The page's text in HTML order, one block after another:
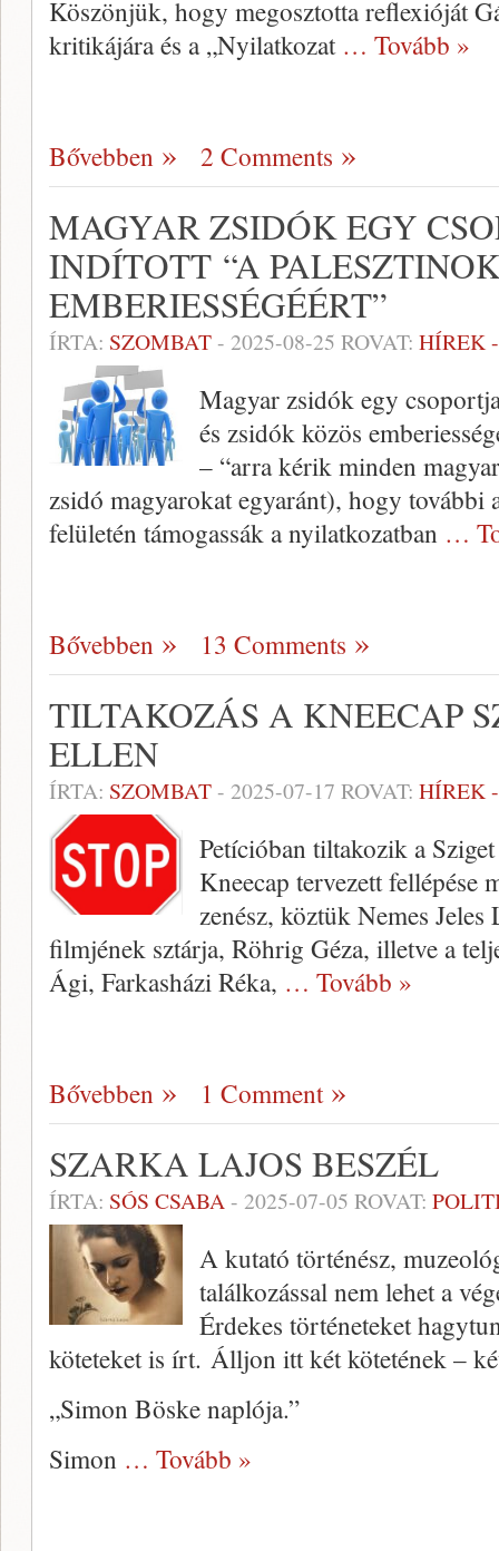
Köszönjük, hogy megosztotta reflexióját
kritikájára és a „Nyilatkozat … Tovább »
Bővebben 2 Comments
MAGYAR ZSIDÓK EGY
INDÍTOTT “A
EMBERIESSÉGÉÉRT”
ÍRTA: SZOMBAT- 2025-08-25 ROVAT: HÍREK
Magyar zsidók egy
és zsidók közös
– “arra kérik minden
zsidó magyarokat egyaránt), hogy további
felületén támogassák a nyilatkozatban …
Bővebben 13 Comments
TILTAKOZÁS A KNEECAP
ELLEN
ÍRTA: SZOMBAT- 2025-07-17 ROVAT: HÍREK
Petícióban tiltakozik a
Kneecap tervezett fellépése
zenész, köztük Nemes
filmjének sztárja, Röhrig Géza, illetve a
Ági, Farkasházi Réka, … Tovább »
Bővebben 1 Comment
SZARKA LAJOS BESZÉL
ÍRTA: SÓS CSABA- 2025-07-05 ROVAT:
A kutató történész,
találkozással nem lehet a
Érdekes történeteket
köteteket is írt. Álljon itt két kötetének –
„Simon Böske naplója.”
Simon … Tovább »